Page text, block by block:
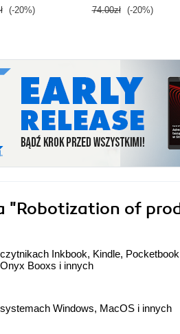
(-20%) 74.00zł (-20%)
"Robotization of
czytnikach Inkbook, Kindle,
Onyx Booxs i innych
systemach Windows, MacOS i innych